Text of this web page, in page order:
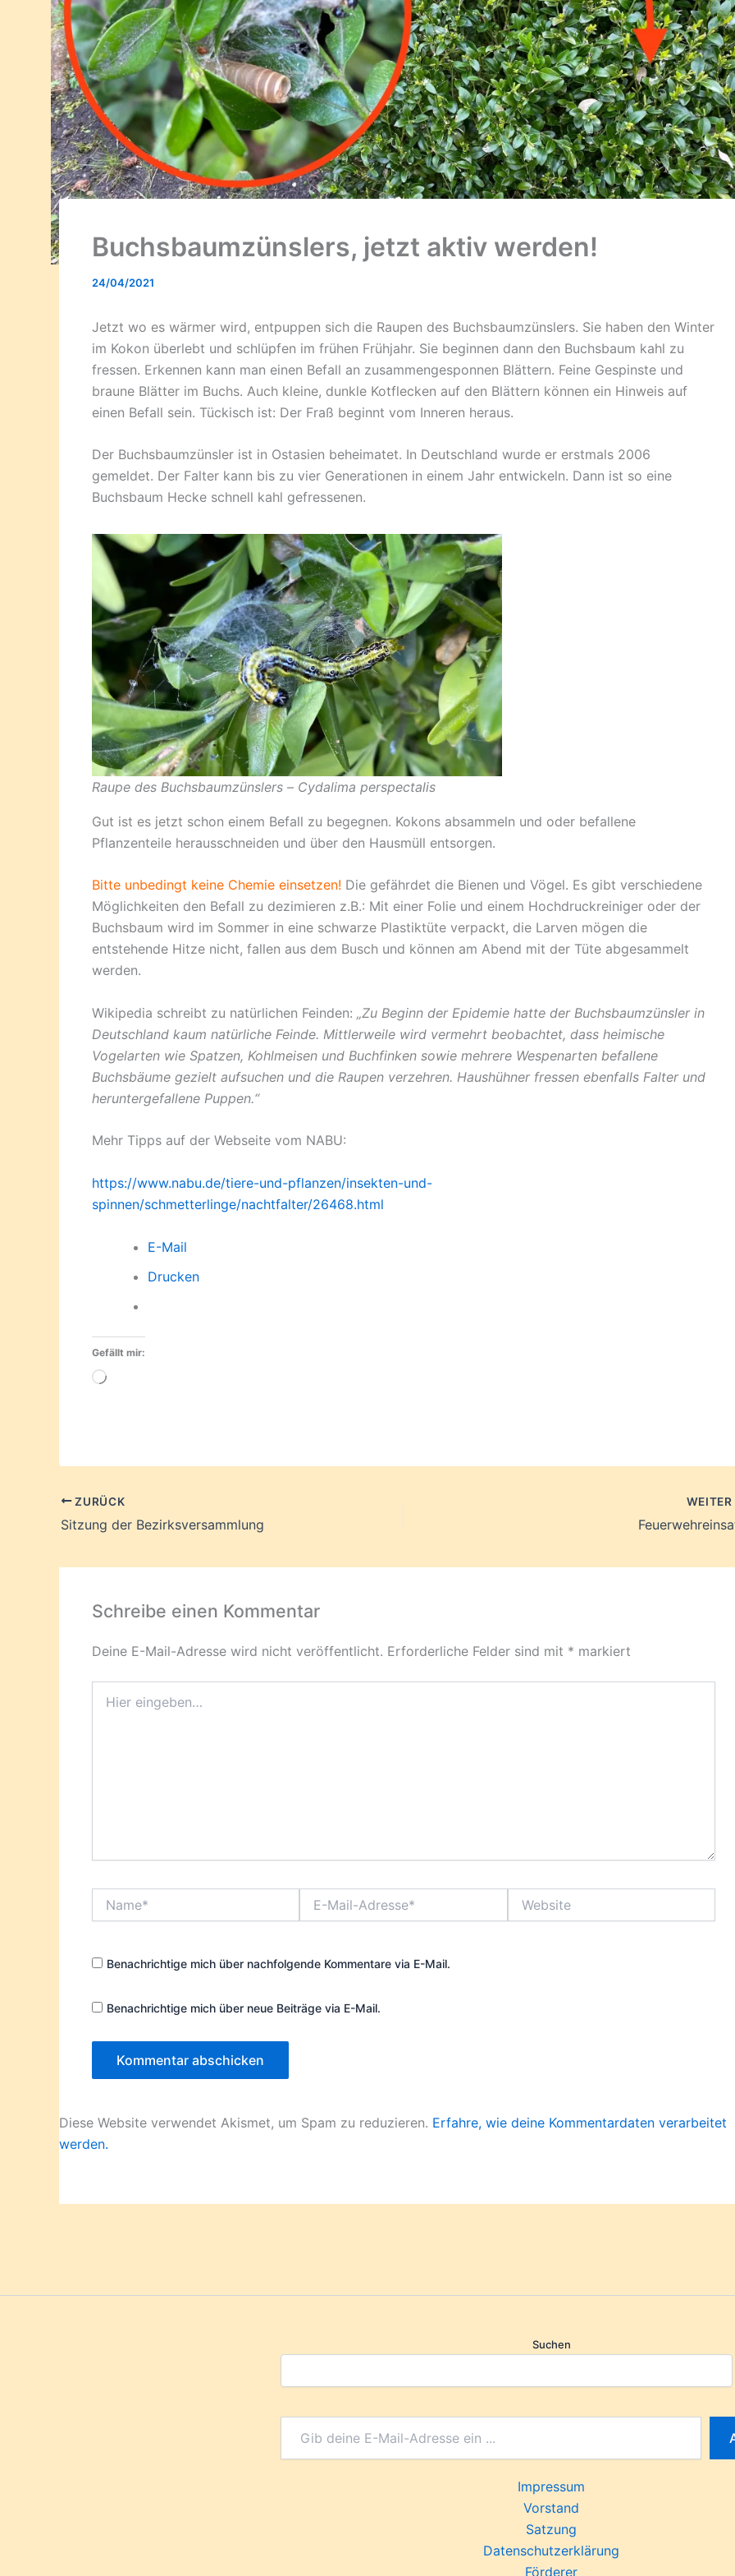
Buchsbaumzünslers, jetzt aktiv werden!
24/04/2021
Jetzt wo es wärmer wird, entpuppen sich die Raupen des Buchsbaumzünslers. Sie haben den Winter
im Kokon überlebt und schlüpfen im frühen Frühjahr. Sie beginnen dann den Buchsbaum kahl zu
fressen. Erkennen kann man einen Befall an zusammengesponnen Blättern. Feine Gespinste und
braune Blätter im Buchs. Auch kleine, dunkle Kotflecken auf den Blättern können ein Hinweis auf
einen Befall sein. Tückisch ist: Der Fraß beginnt vom Inneren heraus.
Der Buchsbaumzünsler ist in Ostasien beheimatet. In Deutschland wurde er erstmals 2006
gemeldet. Der Falter kann bis zu vier Generationen in einem Jahr entwickeln. Dann ist so eine
Buchsbaum Hecke schnell kahl gefressenen.
Raupe des Buchsbaumzünslers – Cydalima perspectalis
Gut ist es jetzt schon einem Befall zu begegnen. Kokons absammeln und oder befallene
Pflanzenteile herausschneiden und über den Hausmüll entsorgen.
Bitte unbedingt keine Chemie einsetzen! Die gefährdet die Bienen und Vögel. Es gibt verschiedene
Möglichkeiten den Befall zu dezimieren z.B.: Mit einer Folie und einem Hochdruckreiniger oder der
Buchsbaum wird im Sommer in eine schwarze Plastiktüte verpackt, die Larven mögen die
entstehende Hitze nicht, fallen aus dem Busch und können am Abend mit der Tüte abgesammelt
werden.
Wikipedia schreibt zu natürlichen Feinden: „Zu Beginn der Epidemie hatte der Buchsbaumzünsler in
Deutschland kaum natürliche Feinde. Mittlerweile wird vermehrt beobachtet, dass heimische
Vogelarten wie Spatzen, Kohlmeisen und Buchfinken sowie mehrere Wespenarten befallene
Buchsbäume gezielt aufsuchen und die Raupen verzehren. Haushühner fressen ebenfalls Falter und
heruntergefallene Puppen.“
Mehr Tipps auf der Webseite vom NABU:
https://www.nabu.de/tiere-und-pflanzen/insekten-und-
spinnen/schmetterlinge/nachtfalter/26468.html
E-Mail
Drucken
Gefällt mir:
Wird
ZURÜCK
Sitzung der Bezirksversammlung
WEITER
Schreibe einen Kommentar
Deine E-Mail-Adresse wird nicht veröffentlicht. Erforderliche Felder sind mit * markiert
eingeben…
Mail-
Benachrichtige mich über nachfolgende Kommentare via E-Mail.
Benachrichtige mich über neue Beiträge via E-Mail.
Diese Website verwendet Akismet, um Spam zu reduzieren. Erfahre, wie deine Kommentardaten verarbeitet
werden.
Suchen
Impressum
Vorstand
Satzung
Datenschutzerklärung
Förderer